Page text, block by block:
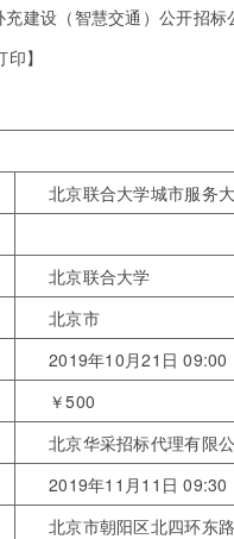
建设（智慧交通）公开招标
印】
北京联合大学城市服务
北京联合大学
北京市
2019年10月21日
￥500
北京华采招标代理有限
2019年11月11日 09:30
北京市朝阳区北四环东